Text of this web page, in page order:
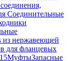
Соединительные
из нержавеющей
для фланцевых
МуфтыЗапасные